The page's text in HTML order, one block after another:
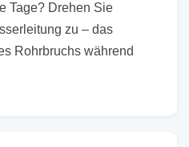
Tage? Drehen Sie
zu – das
Rohrbruchs während